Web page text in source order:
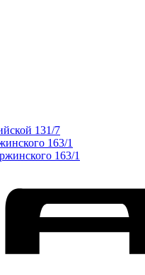
131/7
163/1
163/1